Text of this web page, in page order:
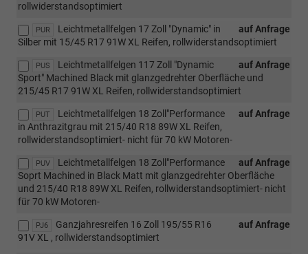
rollwiderstandsoptimiert
PUR auf Anfrage
Leichtmetallfelgen 17 Zoll "Dynamic" in
Silber mit 15/45 R17 91W XL Reifen, rollwiderstandsoptimiert
PUS auf Anfrage
Leichtmetallfelgen 117 Zoll "Dynamic
Sport" Machined Black mit glanzgedrehter Oberfläche und
215/45 R17 91W XL Reifen, rollwiderstandsoptimiert
PUT auf Anfrage
Leichtmetallfelgen 18 Zoll"Performance
in Anthrazitgrau mit 215/40 R18 89W XL Reifen,
rollwiderstandsoptimiert- nicht für 70 kW Motoren-
PUV auf Anfrage
Leichtmetallfelgen 18 Zoll"Performance
Soprt Machined in Black Matt mit glanzgedrehter Oberfläche
und 215/40 R18 89W XL Reifen, rollwiderstandsoptimiert- nicht
für 70 kW Motoren-
PJ6 auf Anfrage
Ganzjahresreifen 16 Zoll 195/55 R16
91V XL , rollwiderstandsoptimiert